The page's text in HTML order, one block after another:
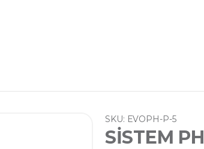
SKU: EVOPH-P-5
SİSTEM